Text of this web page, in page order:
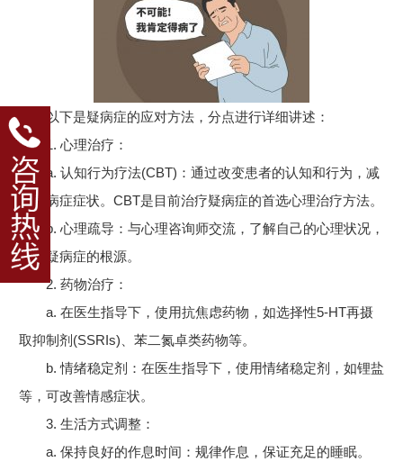
以下是疑病症的应对方法，分点进行详细讲述：
1. 心理治疗：
a. 认知行为疗法(CBT)：通过改变患者的认知和行为，减
轻疑病症症状。CBT是目前治疗疑病症的首选心理治疗方法。
b. 心理疏导：与心理咨询师交流，了解自己的心理状况，
找出疑病症的根源。
2. 药物治疗：
a. 在医生指导下，使用抗焦虑药物，如选择性5-HT再摄
取抑制剂(SSRIs)、苯二氮卓类药物等。
b. 情绪稳定剂：在医生指导下，使用情绪稳定剂，如锂盐
等，可改善情感症状。
3. 生活方式调整：
a. 保持良好的作息时间：规律作息，保证充足的睡眠。